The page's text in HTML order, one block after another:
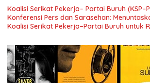
Koalisi Serikat Pekerja– Partai Buruh
Konferensi Pers dan Sarasehan:
Koalisi Serikat Pekerja–Partai Buruh untuk